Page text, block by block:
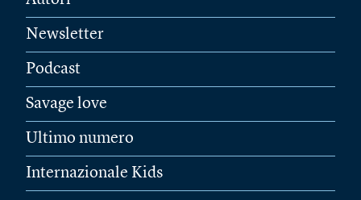
Newsletter
Podcast
Savage love
Ultimo numero
Internazionale Kids